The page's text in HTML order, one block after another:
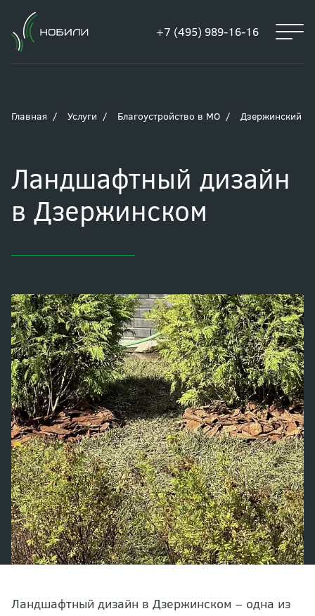
+7 (495) 989-16-16
Главная Услуги Благоустройство в МО Дзержинский
Ландшафтный дизайн
в Дзержинском
Ландшафтный дизайн в Дзержинском – одна из